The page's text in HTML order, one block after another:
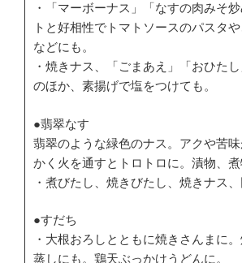
・「マーボーナス」「なすの肉みそ
トと好相性でトマトソースのパスタ
などにも。
・焼きナス、「ごまあえ」「おひたし
のほか、素揚げで塩をつけても。
●翡翠なす
翡翠のような緑色のナス。アクや苦
かく火を通すとトロトロに。漬物、煮
・煮びたし、焼きびたし、焼きナス
●すだち
・大根おろしとともに焼きさんまに
蒸しにも。鶏天ぶっかけうどんに。